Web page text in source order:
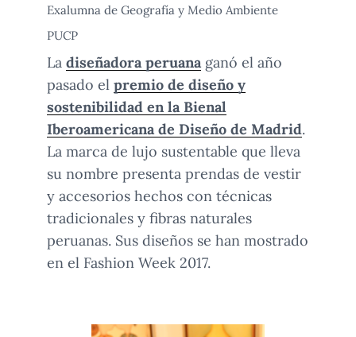
Exalumna de Geografía y Medio Ambiente
PUCP
Ladiseñadora peruanaganó el año
pasado elpremio de diseño y
sostenibilidad en la Bienal
Iberoamericana de Diseño de Madrid.
La marca de lujo sustentable que lleva
su nombre presenta prendas de vestir
y accesorios hechos con técnicas
tradicionales y fibras naturales
peruanas. Sus diseños se han mostrado
en el Fashion Week 2017.